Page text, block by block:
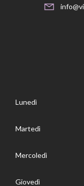
Lunedì
Martedì
Mercoledì
Giovedì